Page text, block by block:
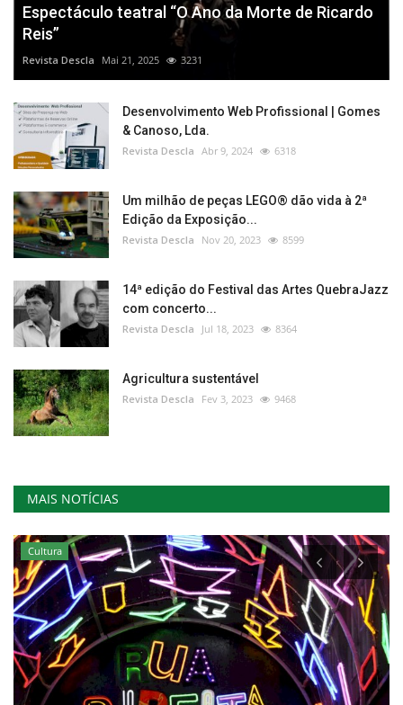
Espectáculo teatral “O Ano da Morte de Ricardo
Reis”
Revista Descla Mai 21, 2025 3231
Desenvolvimento Web Profissional | Gomes
& Canoso, Lda.
Revista Descla Abr 9, 2024 6318
Um milhão de peças LEGO® dão vida à 2ª
Edição da Exposição...
Revista Descla Nov 20, 2023 8599
14ª edição do Festival das Artes QuebraJazz
com concerto...
Revista Descla Jul 18, 2023 8364
Agricultura sustentável
Revista Descla Fev 3, 2023 9468
MAIS NOTÍCIAS
Cultura